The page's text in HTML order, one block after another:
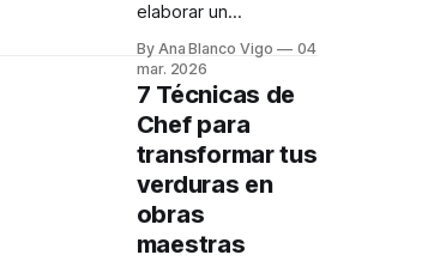
elaborar un
verduras casero,
lleno de sabor y
aroma, ideal para
enriquecer tus platos
y sopas. ¡Un básico
para cualquier época
del año!
By Ana Blanco Vigo
04
mar. 2026
7 Técnicas de
Chef para
transformar tus
verduras en
obras
maestras